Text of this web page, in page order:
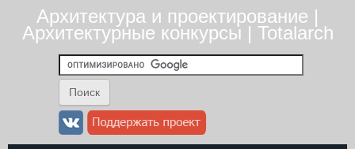
Архитектура и проектирование |
Архитектурные конкурсы | Totalarch